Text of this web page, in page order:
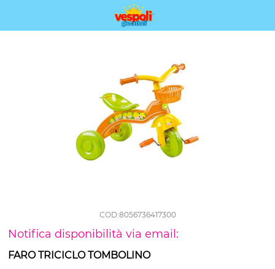
COD:8056736417300
Notifica disponibilità via email:
FARO TRICICLO TOMBOLINO